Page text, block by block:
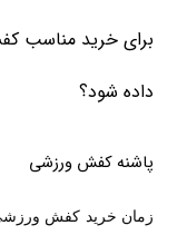
برای خرید مناسب
داده شود؟
پاشنه کفش ورزشی
زمان خرید کفش